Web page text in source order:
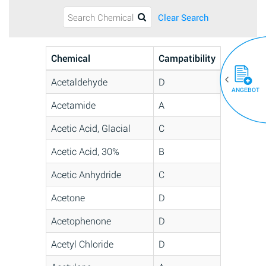
Clear Search
Chemical
Campatibility
Acetaldehyde
D
Acetamide
A
Acetic Acid, Glacial
C
Acetic Acid, 30%
B
Acetic Anhydride
C
Acetone
D
Acetophenone
D
Acetyl Chloride
D
ANGEBOT